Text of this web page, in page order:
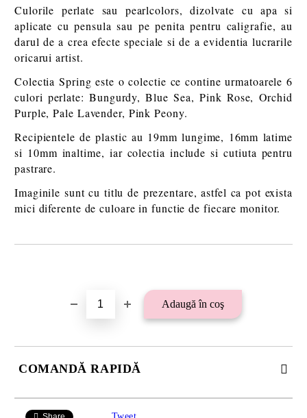
Culorile perlate sau pearlcolors, dizolvate cu apa si
aplicate cu pensula sau pe penita pentru caligrafie, au
darul de a crea efecte speciale si de a evidentia lucrarile
oricarui artist.
Colectia Spring este o colectie ce contine urmatoarele 6
culori perlate: Bungurdy, Blue Sea, Pink Rose, Orchid
Purple, Pale Lavender, Pink Peony.
Recipientele de plastic au 19mm lungime, 16mm latime
si 10mm inaltime, iar colectia include si cutiuta pentru
pastrare.
Imaginile sunt cu titlu de prezentare, astfel ca pot exista
mici diferente de culoare in functie de fiecare monitor.
COMANDĂ RAPIDĂ
SAU 15 LEI TAXA TRANSPORT PENTRU PLATA CU